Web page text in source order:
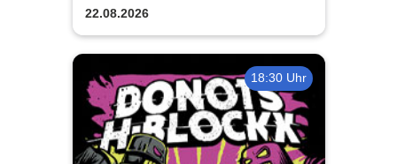
22.08.2026
18:30 Uhr